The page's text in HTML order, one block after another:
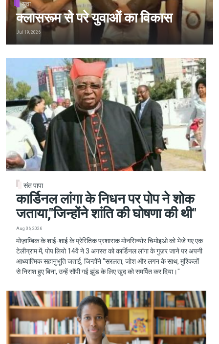
युवा
क्लासरूम से परे युवाओं का विकास
Jul 19, 2026
संत पापा
कार्डिनल लांगा के निधन पर पोप ने शोक
जताया,"जिन्होंने शांति की घोषणा की थी"
Aug 06, 2026
मोज़ाम्बिक के शाई-शाई के प्रेरितिक प्रशासक मोनसिन्योर चिमोइओ को भेजे गए एक
टेलीग्राम में, पोप लियो 14वें ने 3 अगस्त को कार्डिनल लांगा के गुज़र जाने पर अपनी
आध्यात्मिक सहानुभूति जताई, जिन्होंने "सरलता, जोश और लगन के साथ, मुश्किलों
से निराश हुए बिना, उन्हें सौंपी गई झुंड के लिए खुद को समर्पित कर दिया।"